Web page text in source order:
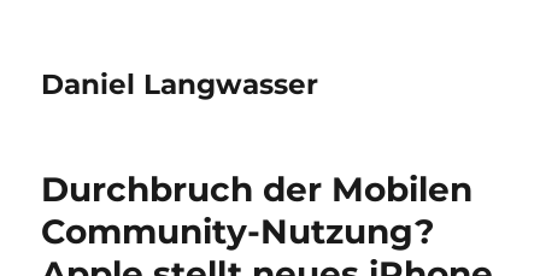
Daniel Langwasser
Durchbruch der Mobilen
Community-Nutzung?